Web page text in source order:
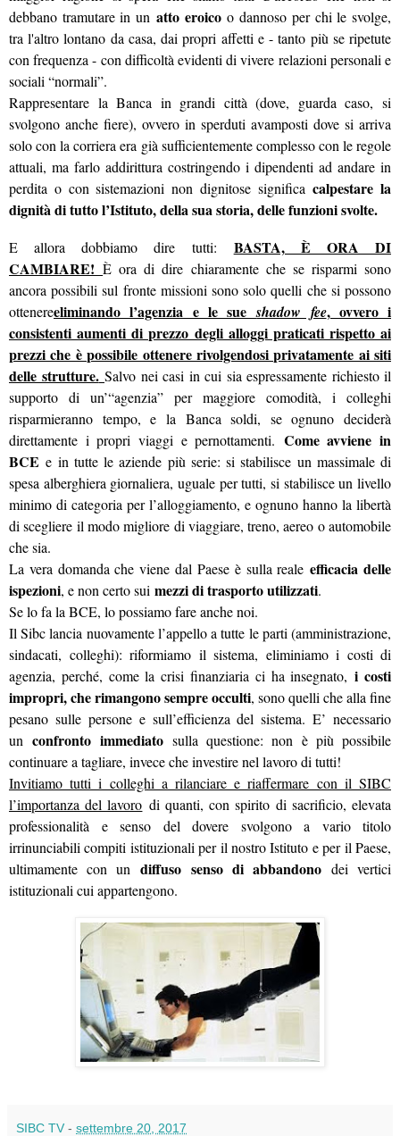
debbano tramutare in un atto eroicoo dannoso per chi le svolge,
tra l'altro lontano da casa, dai propri affetti e - tanto più se ripetute
con frequenza - con difficoltà evidenti di vivere relazioni personali e
sociali “normali”.
Rappresentare la Banca in grandi città (dove, guarda caso, si
svolgono anche fiere), ovvero in sperduti avamposti dove si arriva
solo con la corriera era già sufficientemente complesso con le regole
attuali, ma farlo addirittura costringendo i dipendenti ad andare in
perdita o con sistemazioni non dignitose significacalpestare la
dignità di tutto l’Istituto, della sua storia, delle funzioni svolte.
E allora dobbiamo dire tutti: BASTA, È ORA DI
CAMBIARE! È ora di dire chiaramente che se risparmi sono
ancora possibili sul fronte missioni sono solo quelli che si possono
ottenereeliminando l’agenzia e le sueshadow fee, ovvero i
consistenti aumenti di prezzo degli alloggi praticati rispetto ai
prezzi che è possibile ottenere rivolgendosi privatamente ai siti
delle strutture. Salvo nei casi in cui sia espressamente richiesto il
supporto di un’“agenzia” per maggiore comodità, i colleghi
risparmieranno tempo, e la Banca soldi, se ognuno deciderà
direttamente i propri viaggi e pernottamenti. Come avviene in
BCE e in tutte le aziende più serie: si stabilisce un massimale di
spesa alberghiera giornaliera, uguale per tutti, si stabilisce un livello
minimo di categoria per l’alloggiamento, e ognuno hanno la libertà
di scegliere il modo migliore di viaggiare, treno, aereo o automobile
che sia.
La vera domanda che viene dal Paese è sulla realeefficacia delle
ispezioni, e non certo sui mezzi di trasporto utilizzati.
Se lo fa la BCE, lo possiamo fare anche noi.
Il Sibc lancia nuovamente l’appello a tutte le parti (amministrazione,
sindacati, colleghi): riformiamo il sistema, eliminiamo i costi di
agenzia, perché, come la crisi finanziaria ci ha insegnato,i costi
impropri, che rimangono sempre occulti, sono quelli che alla fine
pesano sulle persone e sull’efficienza del sistema. E’ necessario
unconfronto immediatosulla questione: non è più possibile
continuare a tagliare, invece che investire nel lavoro di tutti!
Invitiamo tutti i colleghi a rilanciare e riaffermare con il SIBC
l’importanza del lavoro di quanti, con spirito di sacrificio, elevata
professionalità e senso del dovere svolgono a vario titolo
irrinunciabili compiti istituzionali per il nostro Istituto e per il Paese,
ultimamente con undiffuso senso di abbandonodei vertici
istituzionali cui appartengono.
SIBC TV - settembre 20, 2017